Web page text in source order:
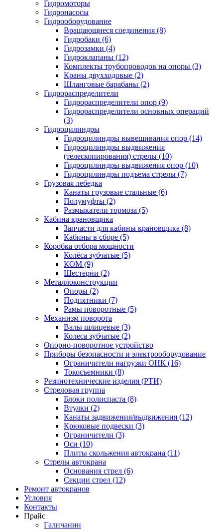
Гидромоторы
Гидронасосы
Гидрооборудование
Вращающиеся соединения (8)
Гидробаки (6)
Гидрозамки (4)
Гидроклапаны (12)
Комплекты трубопроводов на опоры (3)
Краны двухходовые (2)
Шланговые барабаны (2)
Гидрораспределители
Гидрораспределители опор (9)
Гидрораспределители основных операций
(3)
Гидроцилиндры
Гидроцилиндры вывешивания опор (14)
Гидроцилиндры выдвижения
(телескопирования) стрелы (10)
Гидроцилиндры выдвижения опор (10)
Гидроцилиндры подъема стрелы (7)
Грузовая лебедка
Канаты грузовые стальные (6)
Полумуфты (2)
Размыкатели тормоза (5)
Кабина крановщика
Запчасти для кабины крановщика (8)
Кабины в сборе (5)
Коробка отбора мощности
Колёса зубчатые (5)
КОМ (9)
Шестерни (2)
Металлоконструкции
Опоры (2)
Подпятники (7)
Рамы поворотные (5)
Механизм поворота
Валы шлицевые (3)
Колеса зубчатые (2)
Опорно-поворотное устройство
Приборы безопасности и электрооборудование
Ограничители нагрузки ОНК (16)
Токосъемники (8)
Резинотехнические изделия (РТИ)
Стреловая группа
Блоки полиспаста (8)
Втулки (2)
Канаты задвижения/выдвижения (12)
Крюковые подвески (3)
Ограничители (3)
Оси (10)
Плиты скольжения автокрана (11)
Стрелы автокрана
Основания стрел (6)
Секции стрел (12)
Ремонт автокранов
Условия
Контакты
Прайс
Галичанин